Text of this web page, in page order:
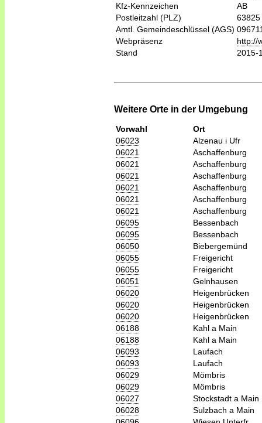
Kfz-Kennzeichen
AB
Postleitzahl (PLZ)
63825
Amtl. Gemeindeschlüssel (AGS)
Webpräsenz
http://
Stand
2015-
Weitere Orte in der Umgebung
Vorwahl
Ort
06023
Alzenau i Ufr
06021
Aschaffenburg
06021
Aschaffenburg
06021
Aschaffenburg
06021
Aschaffenburg
06021
Aschaffenburg
06021
Aschaffenburg
06095
Bessenbach
06095
Bessenbach
06050
Biebergemünd
06055
Freigericht
06055
Freigericht
06051
Gelnhausen
06020
Heigenbrücken
06020
Heigenbrücken
06020
Heigenbrücken
06188
Kahl a Main
06188
Kahl a Main
06093
Laufach
06093
Laufach
06029
Mömbris
06029
Mömbris
06027
Stockstadt a Main
06028
Sulzbach a Main